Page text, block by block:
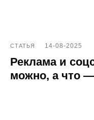
СТАТЬЯ 14-08-2025
Реклама и
можно, а что